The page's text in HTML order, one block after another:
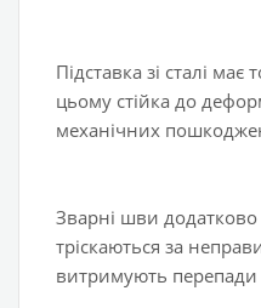
Підставка зі сталі
цьому стійка до
механічних
Зварні шви
тріскаються за
витримують перепади